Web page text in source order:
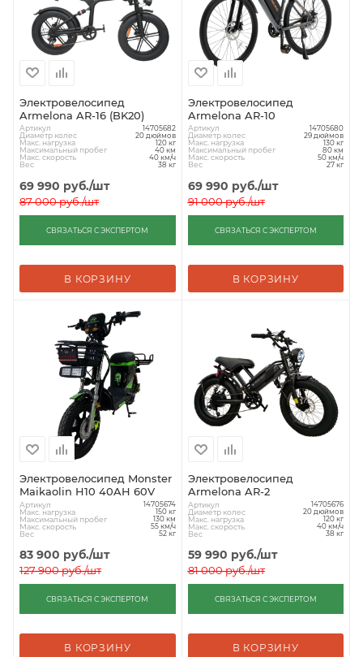
Электровелосипед
Armelona AR-16 (BK20)
Артикул 14705682
Диаметр колес 20 дюймов
Макс. нагрузка 120 кг
Максимальный пробег 40 км
Макс. скорость 40 км/ч
Вес 38 кг
69 990 руб./шт
87 000руб./шт
СВЯЗАТЬСЯ С ЭКСПЕРТОМ
В КОРЗИНУ
Электровелосипед
Armelona AR-10
Артикул 14705680
Диаметр колес 29 дюймов
Макс. нагрузка 130 кг
Максимальный пробег 80 км
Макс. скорость 50 км/ч
Вес 27 кг
69 990 руб./шт
91 000руб./шт
СВЯЗАТЬСЯ С ЭКСПЕРТОМ
В КОРЗИНУ
Электровелосипед Monster
Maikaolin H10 40AH 60V
Артикул 14705674
Макс. нагрузка 150 кг
Максимальный пробег 130 км
Макс. скорость 55 км/ч
Вес 52 кг
83 900 руб./шт
127 900руб./шт
СВЯЗАТЬСЯ С ЭКСПЕРТОМ
В КОРЗИНУ
Электровелосипед
Armelona AR-2
Артикул 14705676
Диаметр колес 20 дюймов
Макс. нагрузка 120 кг
Макс. скорость 40 км/ч
Вес 38 кг
59 990 руб./шт
81 000руб./шт
СВЯЗАТЬСЯ С ЭКСПЕРТОМ
В КОРЗИНУ